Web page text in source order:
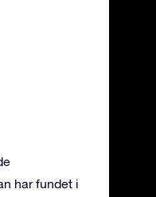
har fundet i